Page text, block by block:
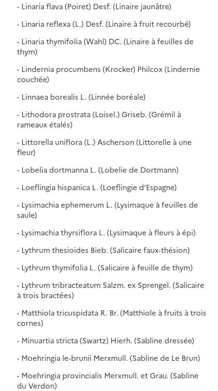
- Linaria flava (Poiret) Desf. (Linaire jaunâtre)
- Linaria reflexa (L.) Desf. (Linaire à fruit recourbé)
- Linaria thymifolia (Wahl) DC. (Linaire à feuilles de
thym)
- Lindernia procumbens (Krocker) Philcox (Lindernie
couchée)
- Linnaea borealis L. (Linnée boréale)
- Lithodora prostrata (Loisel.) Griseb. (Grémil à
rameaux étalés)
- Littorella uniflora (L.) Ascherson (Littorelle à une
fleur)
- Lobelia dortmanna L. (Lobelie de Dortmann)
- Loeflingia hispanica L. (Loeflingie d’Espagne)
- Lysimachia ephemerum L. (Lysimaque à feuilles de
saule)
- Lysimachia thyrsiflora L. (Lysimaque à fleurs à épi)
- Lythrum thesioides Bieb. (Salicaire faux-thésion)
- Lythrum thymifolia L. (Salicaire à feuille de thym)
- Lythrum tribracteatum Salzm. ex Sprengel. (Salicaire
à trois bractées)
- Matthiola tricuspidata R. Br. (Matthiole à fruits à trois
cornes)
- Minuartia stricta (Swartz) Hierh. (Sabline dressée)
- Moehringia le-brunii Merxmull. (Sabline de Le Brun)
- Moehringia provincialis Merxmull. et Grau. (Sabline
du Verdon)